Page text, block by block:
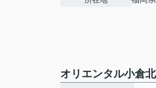
オリエンタル小倉